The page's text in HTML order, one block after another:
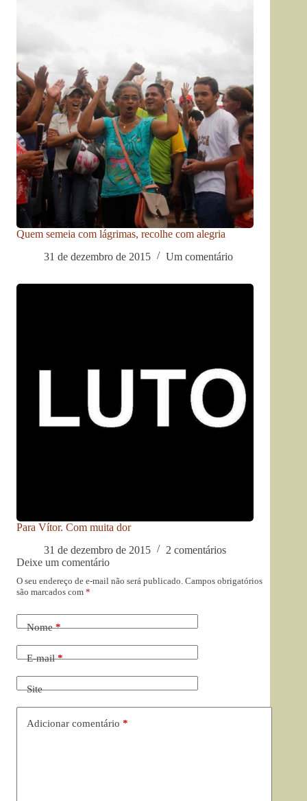
Quem semeia com lágrimas, recolhe com alegria
31 de dezembro de 2015
Um comentário
Para Vítor. Com muita dor
31 de dezembro de 2015
2 comentários
Deixe um comentário
O seu endereço de e-mail não será publicado. Campos obrigatórios
são marcados com *
Nome*
E-mail*
Site
Adicionar comentário *